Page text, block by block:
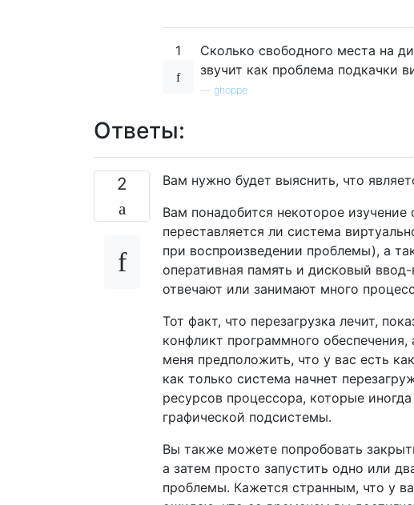
1
Сколько свободного места на
звучит как проблема подкачки
ghoppe
Ответы:
2
Вам нужно будет выяснить, что
Вам понадобится некоторое
переставляется ли система
при воспроизведении проблемы), а
оперативная память и дисковый
отвечают или занимают много
Тот факт, что перезагрузка лечит,
конфликт программного
меня предположить, что у вас есть
как только система начнет
ресурсов процессора, которые
графической подсистемы.
Вы также можете попробовать
а затем просто запустить одно или
проблемы. Кажется странным, что у